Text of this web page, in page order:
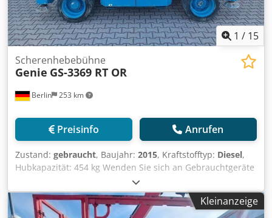
1 / 15
Berlin 253 km
Scherenhebebühne
Genie GS-3369 RT OR
Preisinfo Anrufen
Zustand: gebraucht, Baujahr: 2015, Kraftstofftyp: Diesel,
Hubkapazität: 454 kg Wenden Sie sich an Gebrauchtgeräte
Center, um weitere Informationen zu erhalten.
Chjdpozflkijfx Aa Esa DE01
Kleinanzeige